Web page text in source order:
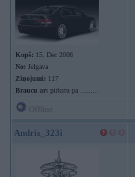
Kopš: 15. Dec 2008
No: Jelgava
Ziņojumi: 117
Braucu ar: pirkstu pa .........
Andris_323i